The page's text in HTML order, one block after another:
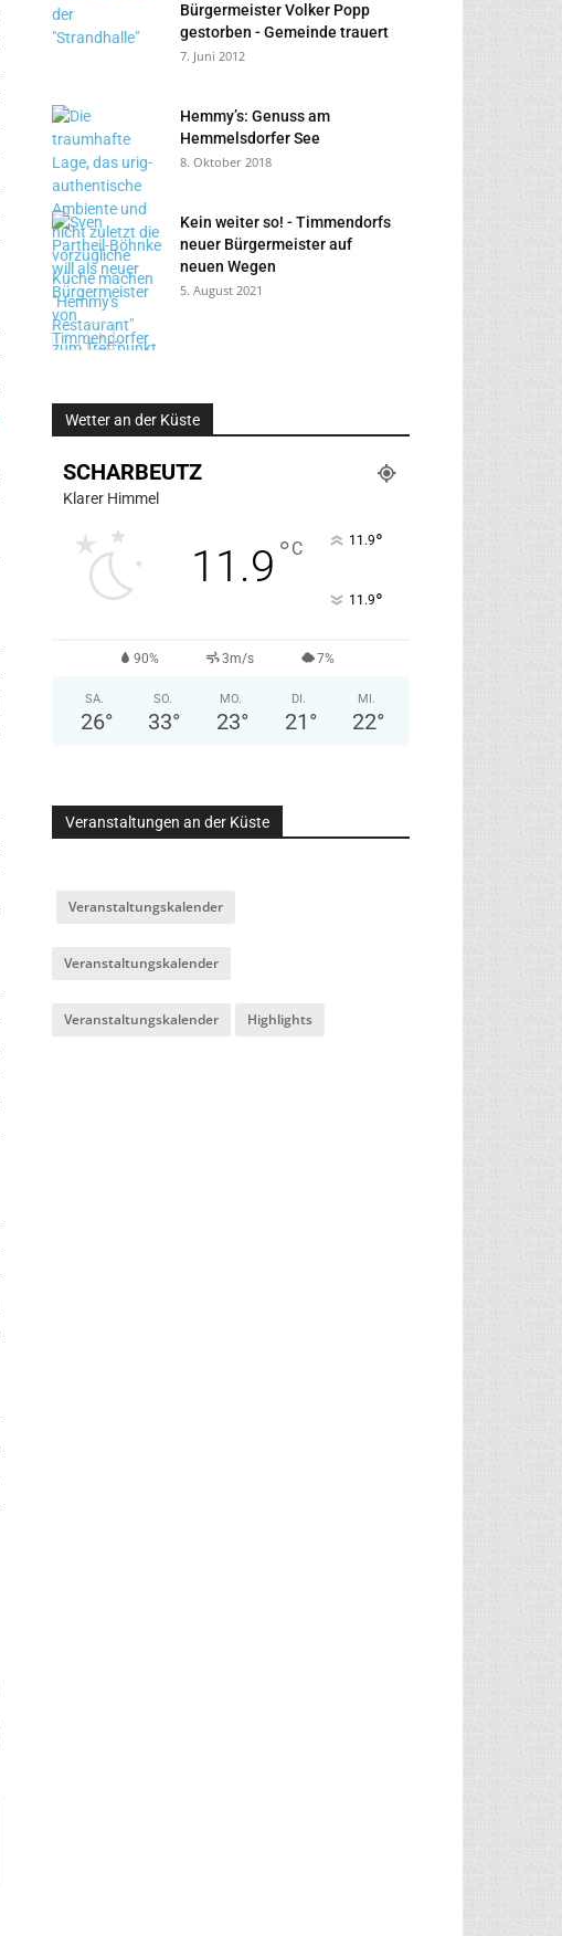
Bürgermeister Volker Popp
gestorben - Gemeinde trauert
7. Juni 2012
Hemmy’s: Genuss am
Hemmelsdorfer See
8. Oktober 2018
Kein weiter so! - Timmendorfs
neuer Bürgermeister auf
neuen Wegen
5. August 2021
Wetter an der Küste
SCHARBEUTZ
Klarer Himmel
11.9 °C 11.9°
11.9°
90% 3m/s 7%
SA.
26°
SO.
33°
MO.
23°
DI.
21 °
MI.
22°
Veranstaltungen an der Küste
Veranstaltungskalender
Veranstaltungskalender
Veranstaltungskalender Highlights